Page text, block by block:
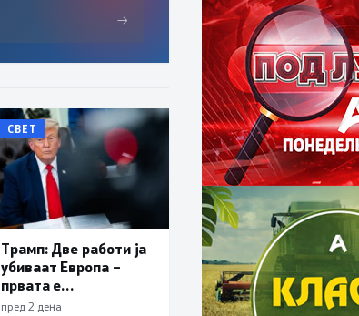
→
СВЕТ
Трамп: Две работи ја
убиваат Европа –
првата е
имиграцијата,
пред 2 дена